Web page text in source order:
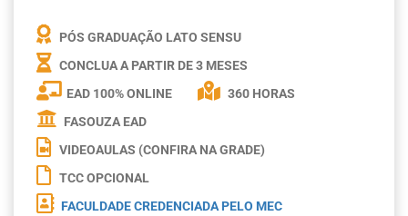
PÓS GRADUAÇÃO LATO SENSU
CONCLUA A PARTIR DE3 MESES
EAD 100% ONLINE
360 HORAS
FASOUZA EAD
VIDEOAULAS (CONFIRA NA GRADE)
TCC OPCIONAL
FACULDADE CREDENCIADA PELO MEC